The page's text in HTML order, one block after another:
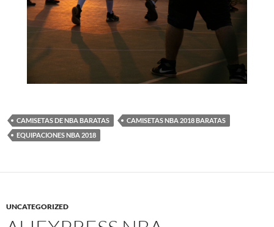
CAMISETAS DE NBA BARATAS
CAMISETAS NBA 2018 BARATAS
EQUIPACIONES NBA 2018
UNCATEGORIZED